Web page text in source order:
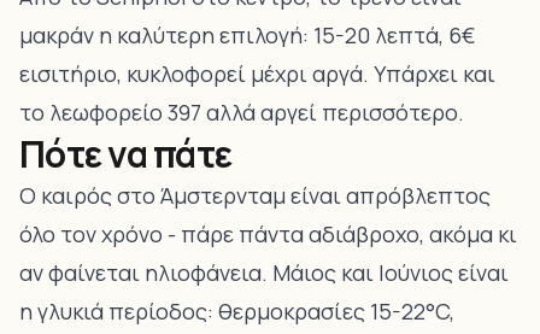
μακράν η καλύτερη επιλογή: 15-20 λεπτά, 6€
εισιτήριο, κυκλοφορεί μέχρι αργά. Υπάρχει και
το λεωφορείο 397 αλλά αργεί περισσότερο.
Πότε να πάτε
Ο καιρός στο Άμστερνταμ είναι απρόβλεπτος
όλο τον χρόνο - πάρε πάντα αδιάβροχο, ακόμα κι
αν φαίνεται ηλιοφάνεια. Μάιος και Ιούνιος είναι
η γλυκιά περίοδος: θερμοκρασίες 15-22°C,